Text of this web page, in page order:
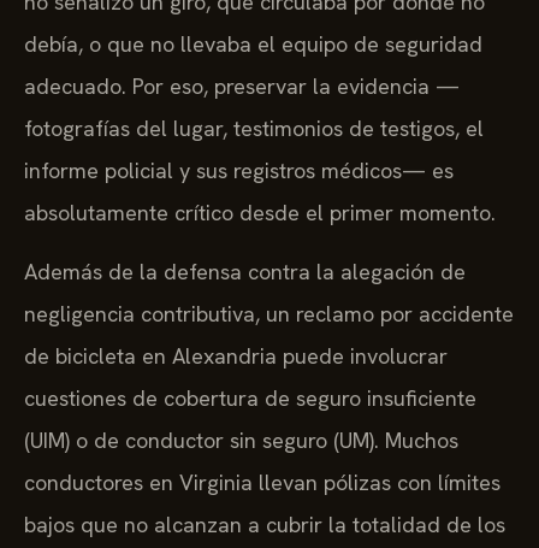
debía, o que no llevaba el equipo de seguridad
adecuado. Por eso, preservar la evidencia —
fotografías del lugar, testimonios de testigos, el
informe policial y sus registros médicos— es
absolutamente crítico desde el primer momento.
Además de la defensa contra la alegación de
negligencia contributiva, un reclamo por accidente
de bicicleta en Alexandria puede involucrar
cuestiones de cobertura de seguro insuficiente
(UIM) o de conductor sin seguro (UM). Muchos
conductores en Virginia llevan pólizas con límites
bajos que no alcanzan a cubrir la totalidad de los